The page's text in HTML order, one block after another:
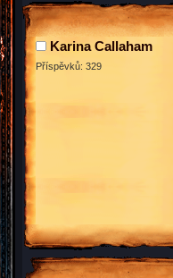
Karina Callaham
Příspěvků: 329